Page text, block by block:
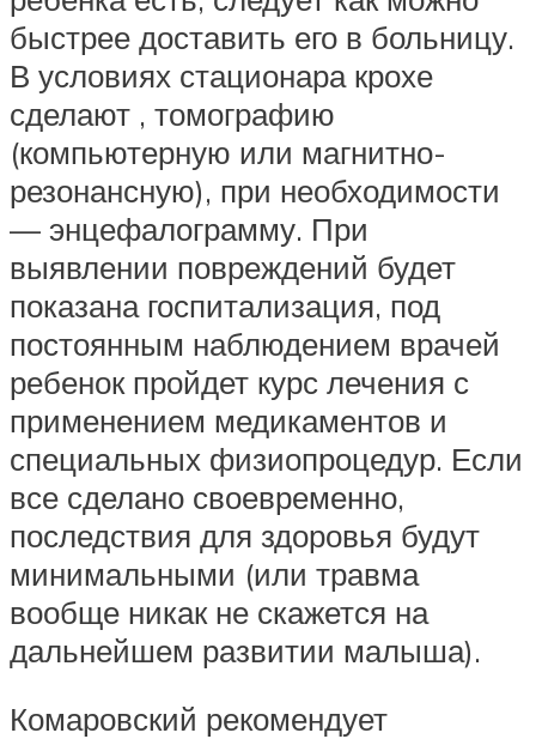
быстрее доставить его в больницу.
В условиях стационара крохе
сделают , томографию
(компьютерную или магнитно-
резонансную), при необходимости
— энцефалограмму. При
выявлении повреждений будет
показана госпитализация, под
постоянным наблюдением врачей
ребенок пройдет курс лечения с
применением медикаментов и
специальных физиопроцедур. Если
все сделано своевременно,
последствия для здоровья будут
минимальными (или травма
вообще никак не скажется на
дальнейшем развитии малыша).
Комаровский рекомендует